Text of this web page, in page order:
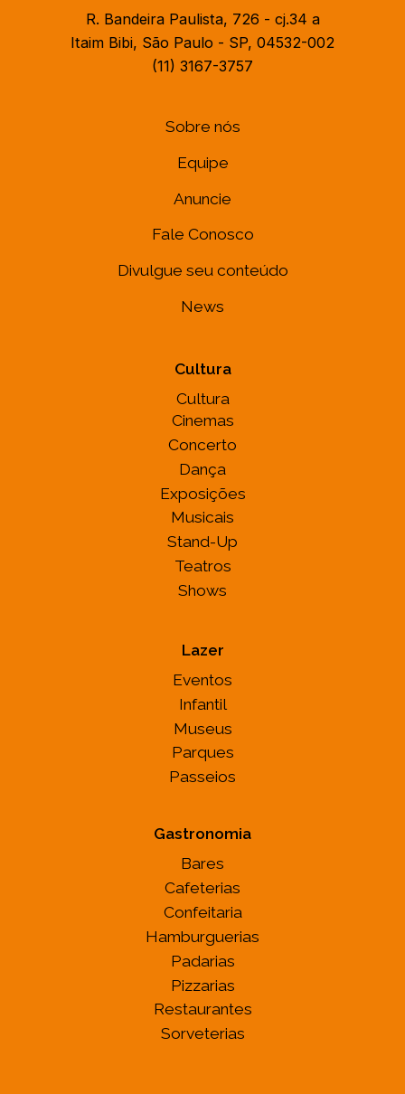
R. Bandeira Paulista, 726 - cj.34 a
Itaim Bibi, São Paulo - SP, 04532-002
(11) 3167-3757
Sobre nós
Equipe
Anuncie
Fale Conosco
Divulgue seu conteúdo
News
Cultura
Cultura
Cinemas
Concerto
Dança
Exposições
Musicais
Stand-Up
Teatros
Shows
Lazer
Eventos
Infantil
Museus
Parques
Passeios
Gastronomia
Bares
Cafeterias
Confeitaria
Hamburguerias
Padarias
Pizzarias
Restaurantes
Sorveterias